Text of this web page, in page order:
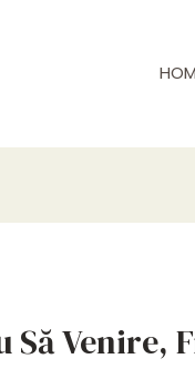
Să Venire,